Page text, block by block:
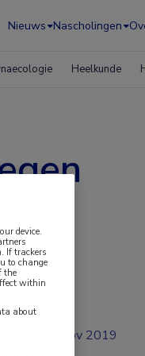
Nieuws Nascholingen
Heelkunde
nov 2019
device.
If trackers
to change
the
within
about